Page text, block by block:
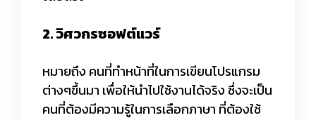
2. วิศวกรซอฟต์แวร์
หมายถึง คนที่ทำหน้าที่ในการเขียนโปรแกรม
ต่างๆขึ้นมา เพื่อให้นำไปใช้งานได้จริง ซึ่งจะเป็น
คนที่ต้องมีความรู้ในการเลือกภาษา ที่ต้องใช้